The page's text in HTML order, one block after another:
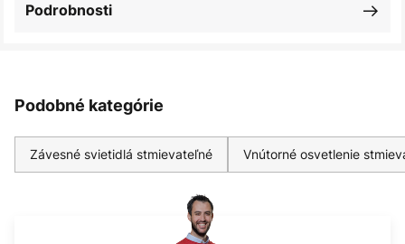
Podrobnosti
Podobné kategórie
Závesné svietidlá stmievateľné Vnútorné osvetlenie